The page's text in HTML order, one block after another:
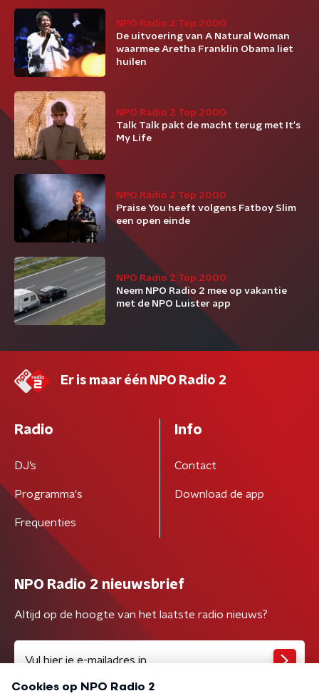
NPO Radio 2 Top 2000
De uitvoering van A Natural Woman
waarmee Aretha Franklin Obama liet
huilen
NPO Radio 2 Top 2000
Talk Talk pakt de macht terug met It's
My Life
NPO Radio 2 Top 2000
Praise You heeft volgens Fatboy Slim
een open einde
NPO Radio 2 Top 2000
Neem NPO Radio 2 mee op vakantie
met de NPO Luister app
Er is maar één NPO Radio 2
Radio
DJ’s
Programma's
Frequenties
Info
Contact
Download de app
NPO Radio 2 nieuwsbrief
Altijd op de hoogte van het laatste radio nieuws?